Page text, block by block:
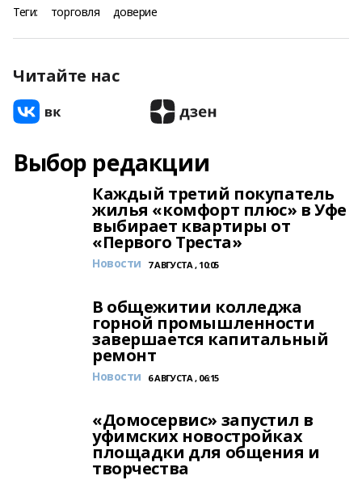
Теги: торговля доверие
Читайте нас
Выбор редакции
Каждый третий покупатель
жилья «комфорт плюс» в Уфе
выбирает квартиры от
«Первого Треста»
Новости 7 АВГУСТА , 10:05
В общежитии колледжа
горной промышленности
завершается капитальный
ремонт
Новости 6 АВГУСТА , 06:15
«Домосервис» запустил в
уфимских новостройках
площадки для общения и
творчества